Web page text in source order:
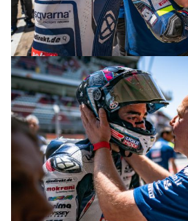
© R.Lekl & S.Wobser